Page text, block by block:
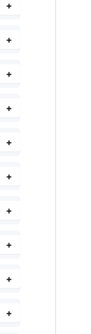
+
+
+
+
+
+
+
+
+
+